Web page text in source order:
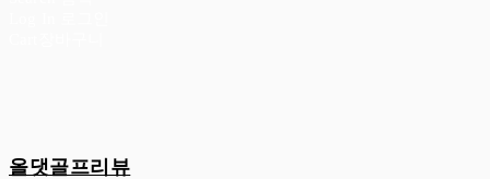
올댓골프리뷰